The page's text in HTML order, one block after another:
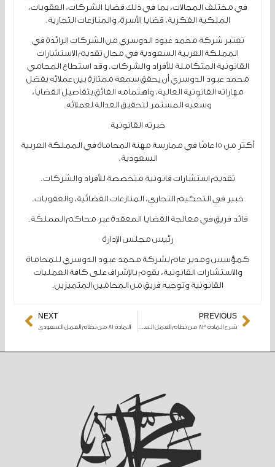
في مختلف المجالات، بما في ذلك قضايا الشركات، العقوبات،
الملكية الفكرية، قضايا الأسرة، والمنازعات التجارية.
تعتبر شركة محمد عبود الدوسري من الشركات الرائدة في
المملكة العربية السعودية في مجال تقديم الاستشارات
القانونية المتكاملة للأفراد والشركات. وقد استطاع المحامي
محمد عبود الدوسري أن يحقق سمعة ممتازة بين عملائه بفضل
مهاراته القانونية العالية، واهتمامه الفائق بتفاصيل القضايا،
وسعيه المستمر لتحقيق العدالة لعملائه.
خبرته القانونية
أكثر من 15 عامًا في ممارسة مهنة المحاماة في المملكة العربية
السعودية.
تقديم استشارات قانونية متخصصة للأفراد والشركات.
خبير في التحكيم التجاري، المنازعات القضائية، والعقوبات.
قائد فريق في معالجة القضايا المعقدة عبر محاكم المملكة.
رئيس مجلس الإدارة
كمؤسس ومدير عام لشركة محمد عبود الدوسري للمحاماة
والاستشارات القانونية، يقوم بالإشراف على كافة العمليات
القانونية وتوجيه فريق من المحامين المتميزين.
Prev
PREVIOUS
NEXT
المادة 81 من نظام العمل السعودي Next